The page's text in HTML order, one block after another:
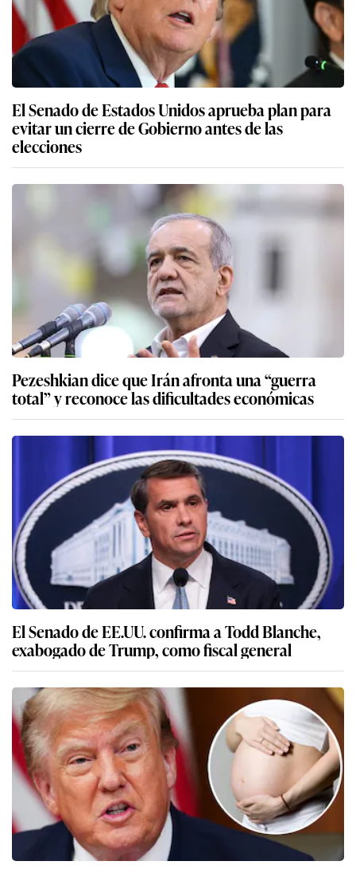
El Senado de Estados Unidos aprueba plan para
evitar un cierre de Gobierno antes de las
elecciones
Pezeshkian dice que Irán afronta una “guerra
total” y reconoce las dificultades económicas
El Senado de EE.UU. confirma a Todd Blanche,
exabogado de Trump, como fiscal general